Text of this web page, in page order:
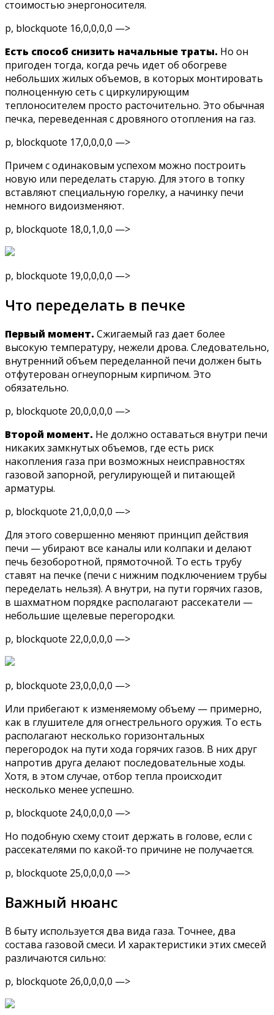
стоимостью энергоносителя.
p, blockquote 16,0,0,0,0 —>
Есть способ снизить начальные траты. Но он
пригоден тогда, когда речь идет об обогреве
небольших жилых объемов, в которых монтировать
полноценную сеть с циркулирующим
теплоносителем просто расточительно. Это обычная
печка, переведенная с дровяного отопления на газ.
p, blockquote 17,0,0,0,0 —>
Причем с одинаковым успехом можно построить
новую или переделать старую. Для этого в топку
вставляют специальную горелку, а начинку печи
немного видоизменяют.
p, blockquote 18,0,1,0,0 —>
p, blockquote 19,0,0,0,0 —>
Что переделать в печке
Первый момент. Сжигаемый газ дает более
высокую температуру, нежели дрова. Следовательно,
внутренний объем переделанной печи должен быть
отфутерован огнеупорным кирпичом. Это
обязательно.
p, blockquote 20,0,0,0,0 —>
Второй момент. Не должно оставаться внутри печи
никаких замкнутых объемов, где есть риск
накопления газа при возможных неисправностях
газовой запорной, регулирующей и питающей
арматуры.
p, blockquote 21,0,0,0,0 —>
Для этого совершенно меняют принцип действия
печи — убирают все каналы или колпаки и делают
печь безоборотной, прямоточной. То есть трубу
ставят на печке (печи с нижним подключением трубы
переделать нельзя). А внутри, на пути горячих газов,
в шахматном порядке располагают рассекатели —
небольшие щелевые перегородки.
p, blockquote 22,0,0,0,0 —>
p, blockquote 23,0,0,0,0 —>
Или прибегают к изменяемому объему — примерно,
как в глушителе для огнестрельного оружия. То есть
располагают несколько горизонтальных
перегородок на пути хода горячих газов. В них друг
напротив друга делают последовательные ходы.
Хотя, в этом случае, отбор тепла происходит
несколько менее успешно.
p, blockquote 24,0,0,0,0 —>
Но подобную схему стоит держать в голове, если с
рассекателями по какой-то причине не получается.
p, blockquote 25,0,0,0,0 —>
Важный нюанс
В быту используется два вида газа. Точнее, два
состава газовой смеси. И характеристики этих смесей
различаются сильно:
p, blockquote 26,0,0,0,0 —>